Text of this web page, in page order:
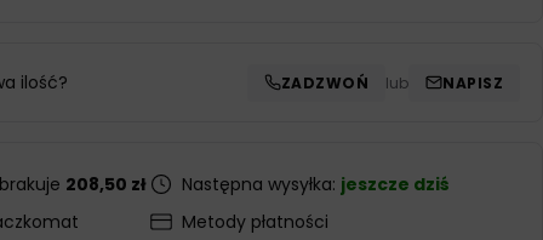
ilość? ZADZWOŃ lub NAPISZ
208,50 zł
Następna wysyłka: jeszcze dziś
Metody płatności